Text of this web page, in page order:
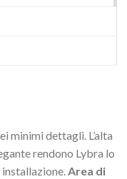
minimi dettagli. L’alta
rendono Lybra lo
Area di